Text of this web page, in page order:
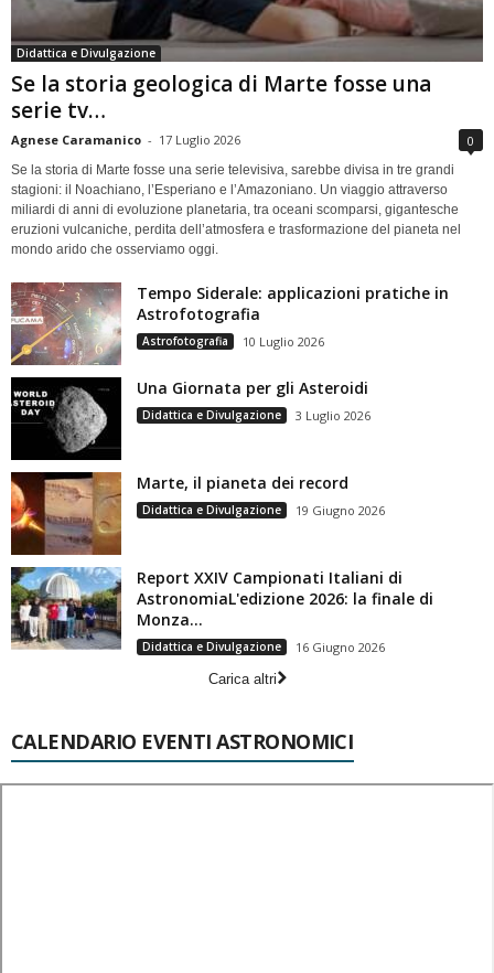
Didattica e Divulgazione
Se la storia geologica di Marte fosse una
serie tv…
Agnese Caramanico - 17 Luglio 2026 0
Se la storia di Marte fosse una serie televisiva, sarebbe divisa in tre grandi
stagioni: il Noachiano, l’Esperiano e l’Amazoniano. Un viaggio attraverso
miliardi di anni di evoluzione planetaria, tra oceani scomparsi, gigantesche
eruzioni vulcaniche, perdita dell’atmosfera e trasformazione del pianeta nel
mondo arido che osserviamo oggi.
Tempo Siderale: applicazioni pratiche in
Astrofotografia
Astrofotografia 10 Luglio 2026
Una Giornata per gli Asteroidi
Didattica e Divulgazione 3 Luglio 2026
Marte, il pianeta dei record
Didattica e Divulgazione 19 Giugno 2026
Report XXIV Campionati Italiani di
AstronomiaL'edizione 2026: la finale di
Monza...
Didattica e Divulgazione
16 Giugno 2026
Carica altri
CALENDARIO EVENTI ASTRONOMICI